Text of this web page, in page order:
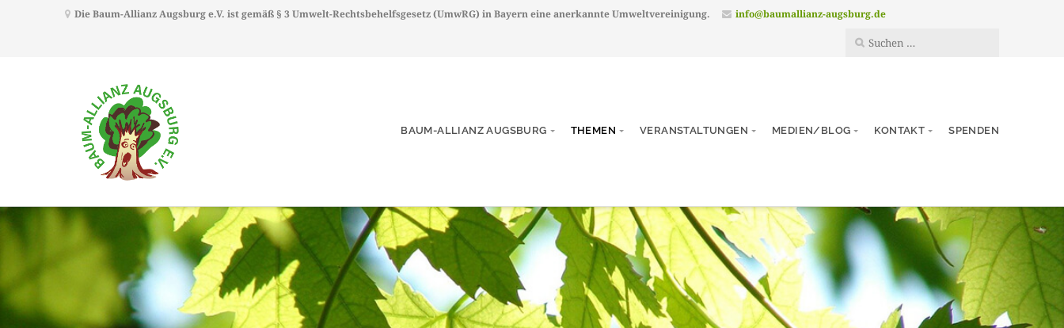
Die Baum-Allianz Augsburg e.V. ist gemäß § 3 Umwelt-Rechtsbehelfsgesetz (UmwRG) in Bayern eine anerkannte Umweltvereinigung. info@baumallianz-augsburg.de
BAUM-ALLIANZ AUGSBURG THEMEN VERANSTALTUNGEN MEDIEN/BLOG KONTAKT SPENDEN